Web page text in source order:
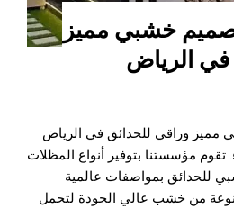
خشبي مميز
في الرياض
مميز وراقي للحدائق في الرياض
تقوم مؤسستنا بتوفير أنواع المظلات
للحدائق بمواصفات عالمية
من خشب عالي الجودة لتحمل